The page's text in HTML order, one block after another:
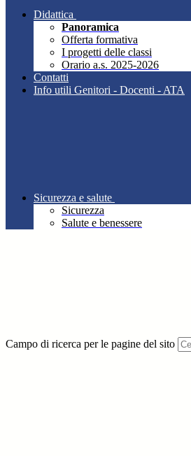
Didattica
Panoramica
Offerta formativa
I progetti delle classi
Orario a.s. 2025-2026
Contatti
Info utili Genitori - Docenti - ATA
Sicurezza e salute
Sicurezza
Salute e benessere
Campo di ricerca per le pagine del sito